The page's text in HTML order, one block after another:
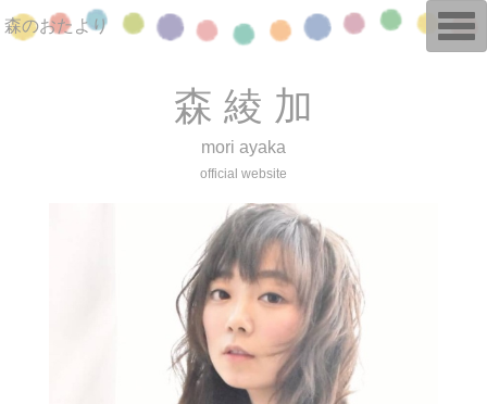
森のおたより
森 綾 加
mori ayaka
official website
T
o
g